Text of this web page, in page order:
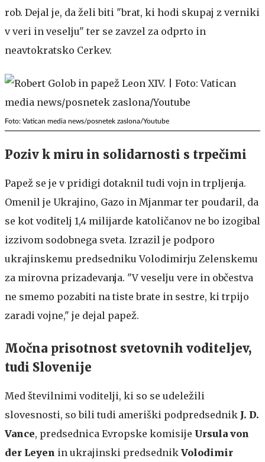
rob. Dejal je, da želi biti "brat, ki hodi skupaj z verniki
v veri in veselju" ter se zavzel za odprto in
neavtokratsko Cerkev.
Foto: Vatican media news/posnetek zaslona/Youtube
Poziv k miru in solidarnosti s trpečimi
Papež se je v pridigi dotaknil tudi vojn in trpljenja.
Omenil je Ukrajino, Gazo in Mjanmar ter poudaril, da
se kot voditelj 1,4 milijarde katoličanov ne bo izogibal
izzivom sodobnega sveta. Izrazil je podporo
ukrajinskemu predsedniku Volodimirju Zelenskemu
za mirovna prizadevanja. "V veselju vere in občestva
ne smemo pozabiti na tiste brate in sestre, ki trpijo
zaradi vojne," je dejal papež.
Močna prisotnost svetovnih voditeljev,
tudi Slovenije
Med številnimi voditelji, ki so se udeležili
slovesnosti, so bili tudi ameriški podpredsednik J. D.
Vance, predsednica Evropske komisije Ursula von
der Leyen in ukrajinski predsednik Volodimir